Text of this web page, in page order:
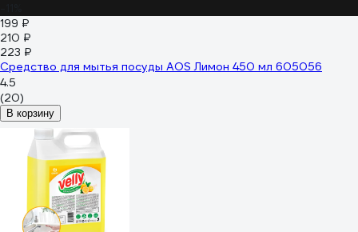
199 ₽
210 ₽
223 ₽
Средство для мытья посуды AOS Лимон 450 мл 605056
4.5
(20)
В корзину